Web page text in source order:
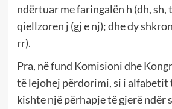
ndërtuar me faringalën h (dh, sh,
qiellzoren j (gj e nj); dhe dy
rr).
Pra, në fund Komisioni dhe
të lejohej përdorimi, si i alfabetit
kishte një përhapje të gjerë ndër